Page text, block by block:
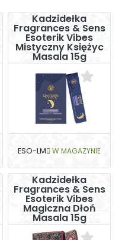
Kadzidełka
Fragrances & Sens
Esoterik Vibes
Mistyczny Księżyc
Masala 15g
ESO-LM W MAGAZYNIE
Kadzidełka
Fragrances & Sens
Esoterik Vibes
Magiczna Dłoń
Masala 15g